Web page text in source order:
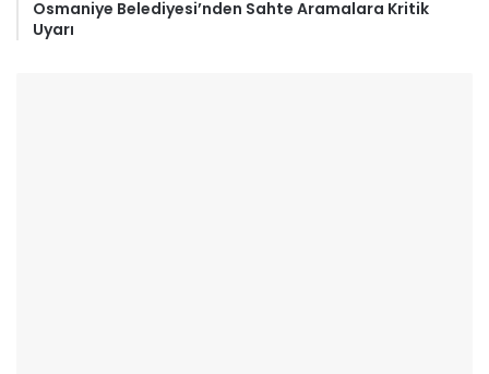
Osmaniye Belediyesi’nden Sahte Aramalara Kritik
Uyarı